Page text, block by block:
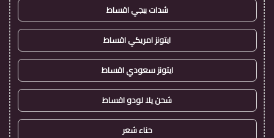
شدات ببجي اقساط
ايتونز امريكي اقساط
ايتونز سعودي اقساط
شحن يلا لودو اقساط
حناء شعر